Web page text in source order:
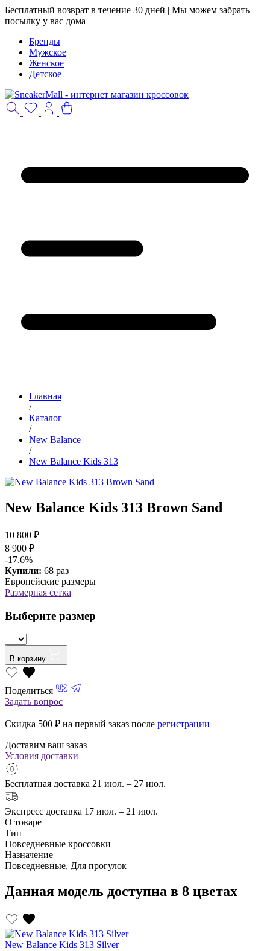
Бесплатный возврат в течение 30 дней | Мы можем забрать
посылку у вас дома
Бренды
Мужское
Женское
Детское
Главная
/
Каталог
/
New Balance
/
New Balance Kids 313
New Balance Kids 313 Brown Sand
10 800 ₽
8 900 ₽
-17.6%
Купили: 68 раз
Европейские размеры
Размерная сетка
Выберите размер
В корзину
Поделиться
Задать вопрос
Скидка 500 ₽ на первый заказ после регистрации
Доставим ваш заказ
Условия доставки
Бесплатная доставка 21 июл. – 27 июл.
Экспресс доставка 17 июл. – 21 июл.
О товаре
Тип
Повседневные кроссовки
Назначение
Повседневные, Для прогулок
Данная модель доступна в 8 цветах
New Balance Kids 313 Silver